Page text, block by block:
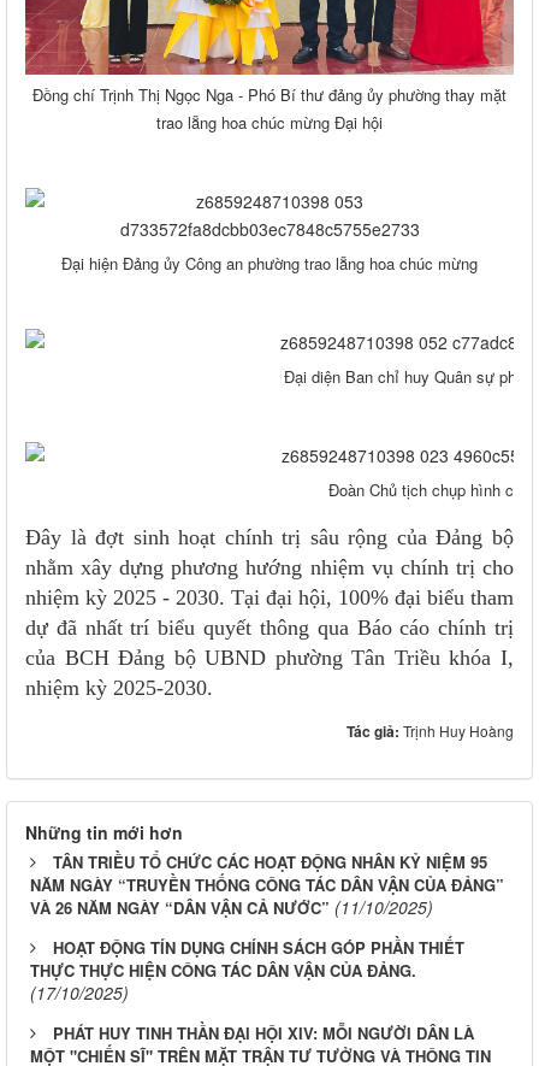
Đồng chí Trịnh Thị Ngọc Nga - Phó Bí thư đảng ủy phường thay mặt
trao lẵng hoa chúc mừng Đại hội
Đại hiện Đảng ủy Công an phường trao lẵng hoa chúc mừng
Đại diện Ban chỉ huy Quân sự
Đoàn Chủ tịch chụp hình
Đây là đợt sinh hoạt chính trị sâu rộng của Đảng bộ
nhằm xây dựng phương hướng nhiệm vụ chính trị cho
nhiệm kỳ 2025 - 2030. Tại đại hội, 100% đại biểu tham
dự đã nhất trí biểu quyết thông qua Báo cáo chính trị
của BCH Đảng bộ UBND phường Tân Triều khóa I,
nhiệm kỳ 2025-2030.
Tác giả: Trịnh Huy Hoàng
Những tin mới hơn
TÂN TRIỀU TỔ CHỨC CÁC HOẠT ĐỘNG NHÂN KỶ NIỆM 95
NĂM NGÀY “TRUYỀN THỐNG CÔNG TÁC DÂN VẬN CỦA ĐẢNG”
VÀ 26 NĂM NGÀY “DÂN VẬN CẢ NƯỚC” (11/10/2025)
HOẠT ĐỘNG TÍN DỤNG CHÍNH SÁCH GÓP PHẦN THIẾT
THỰC THỰC HIỆN CÔNG TÁC DÂN VẬN CỦA ĐẢNG.
(17/10/2025)
PHÁT HUY TINH THẦN ĐẠI HỘI XIV: MỖI NGƯỜI DÂN LÀ
MỘT "CHIẾN SĨ" TRÊN MẶT TRẬN TƯ TƯỞNG VÀ THÔNG TIN